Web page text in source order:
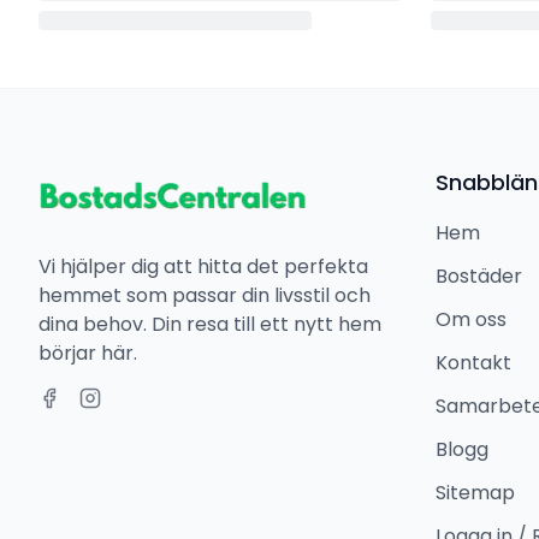
Vi hjälper dig att hitta det perfekta
hemmet som passar din livsstil och
dina behov. Din resa till ett nytt hem
börjar här.
Hem
Bostäder
Om oss
Kontakt
Blogg
Sitemap